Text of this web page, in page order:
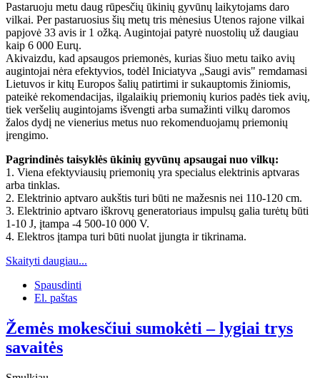
Pastaruoju metu daug rūpesčių ūkinių gyvūnų laikytojams daro
vilkai. Per pastaruosius šių metų tris mėnesius Utenos rajone vilkai
papjovė 33 avis ir 1 ožką. Augintojai patyrė nuostolių už daugiau
kaip 6 000 Eurų.
Akivaizdu, kad apsaugos priemonės, kurias šiuo metu taiko avių
augintojai nėra efektyvios, todėl Iniciatyva „Saugi avis" remdamasi
Lietuvos ir kitų Europos šalių patirtimi ir sukauptomis žiniomis,
pateikė rekomendacijas, ilgalaikių priemonių kurios padės tiek avių,
tiek veršelių augintojams išvengti arba sumažinti vilkų daromos
žalos dydį ne vienerius metus nuo rekomenduojamų priemonių
įrengimo.
Pagrindinės taisyklės ūkinių gyvūnų apsaugai nuo vilkų:
1. Viena efektyviausių priemonių yra specialus elektrinis aptvaras
arba tinklas.
2. Elektrinio aptvaro aukštis turi būti ne mažesnis nei 110-120 cm.
3. Elektrinio aptvaro iškrovų generatoriaus impulsų galia turėtų būti
1-10 J, įtampa -4 500-10 000 V.
4. Elektros įtampa turi būti nuolat įjungta ir tikrinama.
Skaityti daugiau...
Spausdinti
El. paštas
Žemės mokesčiui sumokėti – lygiai trys
savaitės